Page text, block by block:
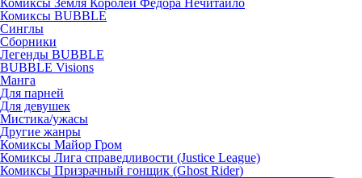
Комиксы BUBBLE
Синглы
Сборники
Легенды BUBBLE
BUBBLE Visions
Манга
Для парней
Для девушек
Мистика/ужасы
Другие жанры
Комиксы Майор Гром
Комиксы Лига справедливости (Justice League)
Комиксы Призрачный гонщик (Ghost Rider)